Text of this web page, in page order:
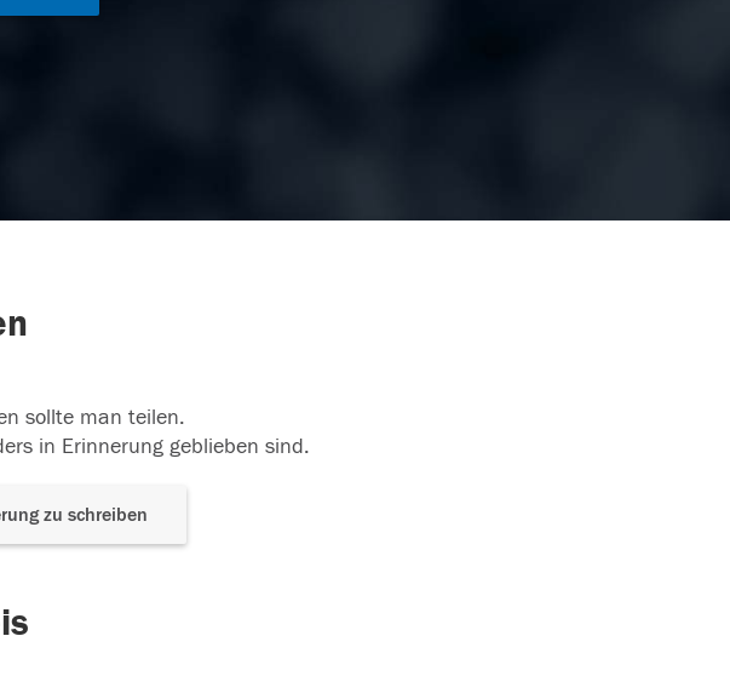
sollte man teilen.
in Erinnerung geblieben sind.
zu schreiben